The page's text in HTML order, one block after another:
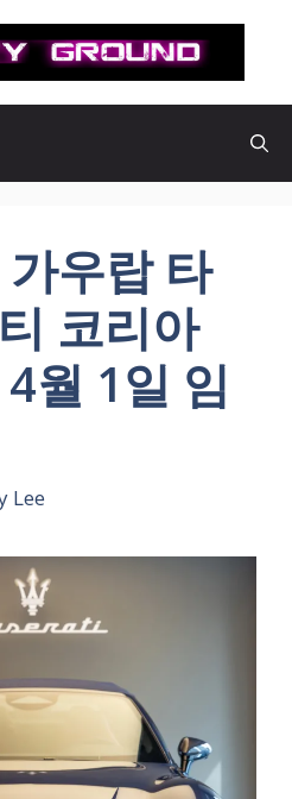
우랍 타
코리아
월 1일 임
Lee